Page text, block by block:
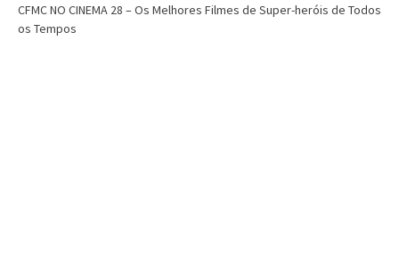
CFMC NO CINEMA 28 – Os Melhores Filmes de Super-heróis de Todos
os Tempos